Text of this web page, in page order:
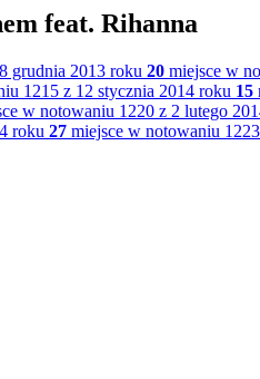
feat. Rihanna
grudnia 2013 roku 20 miejsce w
1215 z 12 stycznia 2014 roku 15
w notowaniu 1220 z 2 lutego
roku 27 miejsce w notowaniu